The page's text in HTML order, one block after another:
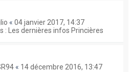
« 04 janvier 2017, 14:37
: Les dernières infos Princières
« 14 décembre 2016, 13:47